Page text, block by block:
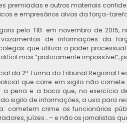
premiadas e outros materiais
e empresários alvos da força-
pelo TIB: em novembro de 2015,
de informações da
que utilizar o poder
mas “praticamente impossível”,
da 2ª Turma do Tribunal Regional
que corre em sigilo não
a pena e a boca que, no exercício
sigilo de informações, a usa para
cometem crime os funcionários
juízes… – e não os jornalistas